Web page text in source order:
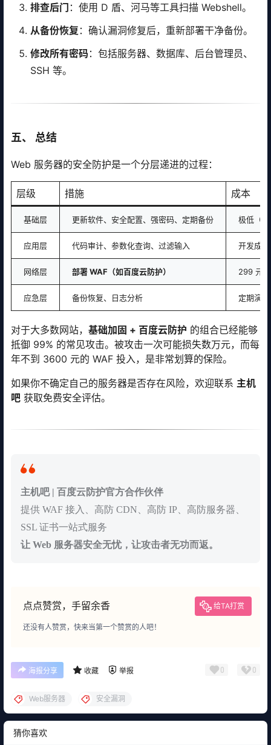
排查后门 ：使用 D 盾、河马等工具扫描 Webshell。
从备份恢复 ：确认漏洞修复后，重新部署干净备份。
修改所有密码：包括服务器、数据库、后台管理员、
SSH 等。
五、 总结
Web 服务器的安全防护是一个分层递进的过程：
层级 措施 成本
基础层 更新软件、安全配置、强密码、定期备份 极低（
应用层 代码审计、参数化查询、过滤输入 开发成本
网络层 部署 WAF（如百度云防护） 299 元/
应急层 备份恢复、日志分析 定期演练
对于大多数网站， 基础加固 + 百度云防护 的组合已经能够
抵御 99% 的常见攻击。被攻击一次可能损失数万元，而每
年不到 3600 元的 WAF 投入，是非常划算的保险。
如果你不确定自己的服务器是否存在风险，欢迎联系 主机
吧 获取免费安全评估。
主机吧 | 百度云防护官方合作伙伴
提供 WAF 接入、高防 CDN、高防 IP、高防服务器、
SSL 证书一站式服务
让 Web 服务器安全无忧，让攻击者无功而返。
点点赞赏，手留余香 给TA打赏
还没有人赞赏，快来当第一个赞赏的人吧！
海报分享 收藏 举报 0 0
Web服务器 安全漏洞
猜你喜欢